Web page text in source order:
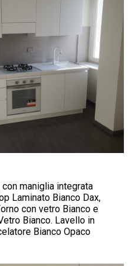
con maniglia integrata
Laminato Bianco Dax,
con vetro Bianco e
Bianco. Lavello in
Bianco Opaco